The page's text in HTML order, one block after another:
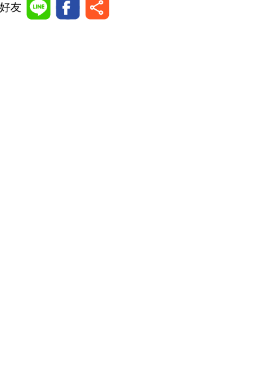
友